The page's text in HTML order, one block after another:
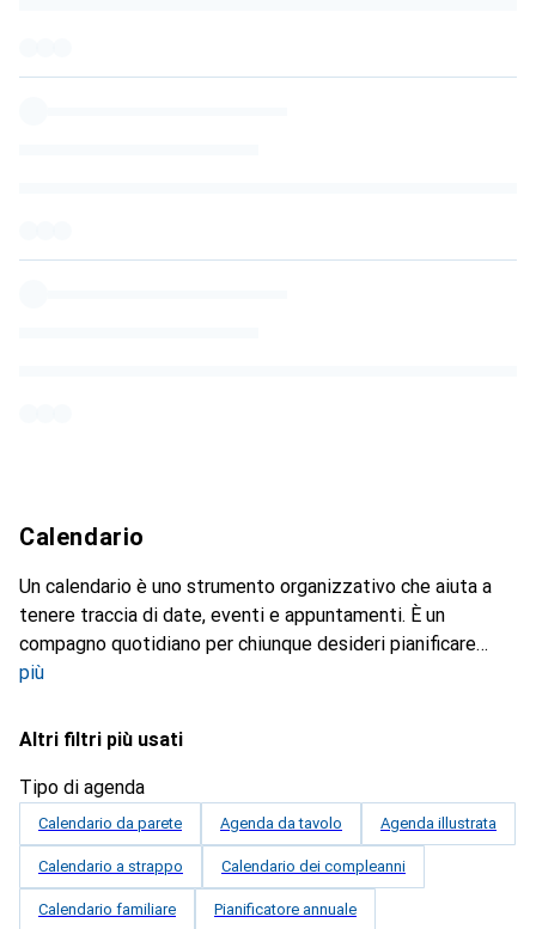
Calendario
Un calendario è uno strumento organizzativo che aiuta a
tenere traccia di date, eventi e appuntamenti. È un
compagno quotidiano per chiunque desideri pianificare
più
Altri filtri più usati
Tipo di agenda
Calendario da parete Agenda da tavolo Agenda illustrata
Calendario a strappo Calendario dei compleanni
Calendario familiare Pianificatore annuale